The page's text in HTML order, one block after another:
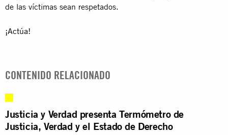
de las víctimas sean respetados.
¡Actúa!
CONTENIDO RELACIONADO
Justicia y Verdad presenta Termómetro de
Justicia, Verdad y el Estado de Derecho